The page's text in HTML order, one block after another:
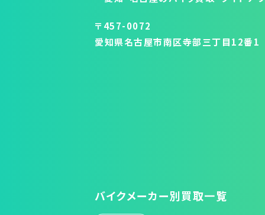
〒457-0072
愛知県名古屋市南区寺部三丁目12番1
バイクメーカー別買取一覧